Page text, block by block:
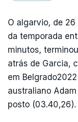
O algarvio, de
da temporada
minutos,
atrás de Garcia,
em
australiano
posto (03.40,26).